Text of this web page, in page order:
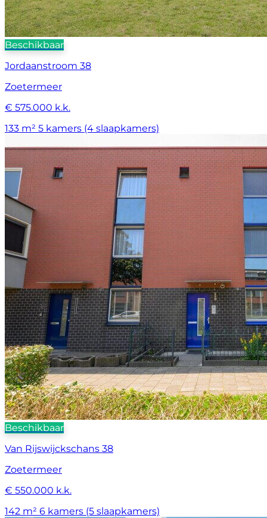
Beschikbaar
Jordaanstroom 38
Zoetermeer
€ 575.000 k.k.
133 m² 5 kamers (4 slaapkamers)
Beschikbaar
Van Rijswijckschans 38
Zoetermeer
€ 550.000 k.k.
142 m² 6 kamers (5 slaapkamers)